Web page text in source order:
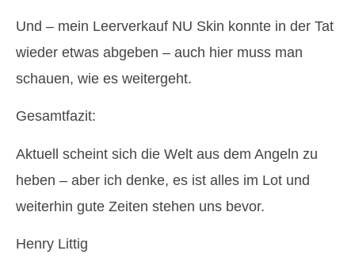
Und – mein Leerverkauf NU Skin konnte in der Tat
wieder etwas abgeben – auch hier muss man
schauen, wie es weitergeht.
Gesamtfazit:
Aktuell scheint sich die Welt aus dem Angeln zu
heben – aber ich denke, es ist alles im Lot und
weiterhin gute Zeiten stehen uns bevor.
Henry Littig